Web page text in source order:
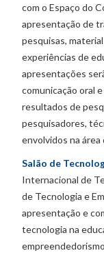
com o Espaço do
apresentação de
pesquisas,
experiências de
apresentações
comunicação oral
resultados de
pesquisadores,
envolvidos na área
Salão de
Internacional de
de Tecnologia e
apresentação e
tecnologia na